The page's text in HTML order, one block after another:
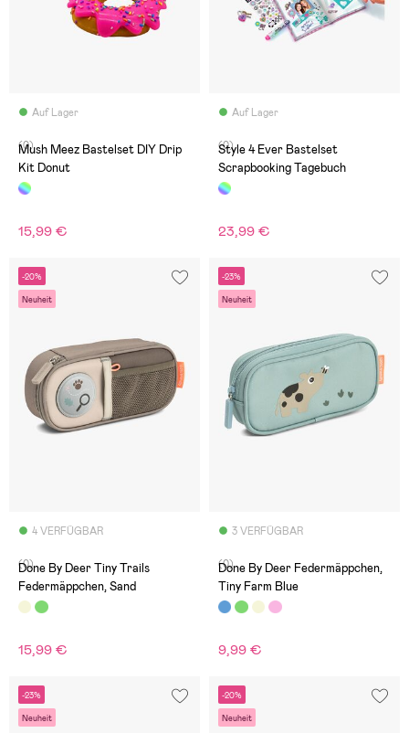
Auf Lager
(0)
Mush Meez Bastelset DIY Drip
Kit Donut
15,99 €
Auf Lager
(0)
Style 4 Ever Bastelset
Scrapbooking Tagebuch
23,99 €
-20%
Neuheit
4 VERFÜGBAR
(0)
Done By Deer Tiny Trails
Federmäppchen, Sand
15,99 €
-23%
Neuheit
3 VERFÜGBAR
(0)
Done By Deer Federmäppchen,
Tiny Farm Blue
9,99 €
-23%
Neuheit
-20%
Neuheit